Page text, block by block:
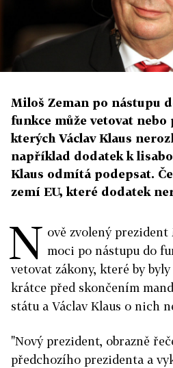
Miloš Zeman po nástupu
funkce může vetovat nebo
kterých Václav Klaus
například dodatek k
Klaus odmítá podepsat.
zemí EU, které dodatek
N ově zvolený prezident
moci po nástupu do
vetovat zákony, které by
krátce před skončením
státu a Václav Klaus o nich
"Nový prezident, obrazně
předchozího prezidenta a